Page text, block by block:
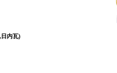
日内瓦)